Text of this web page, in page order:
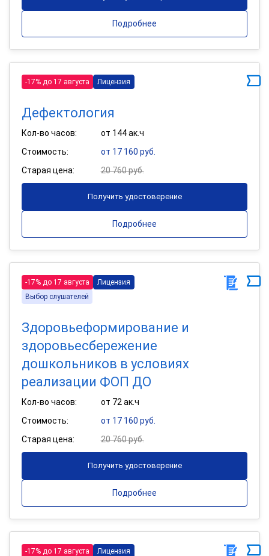
Подробнее
-17% до 17 августа Лицензия
Дефектология
Кол-во часов:
от 144 ак.ч
Стоимость:
от 17 160 руб.
Старая цена:
20 760 руб.
Получить удостоверение
Подробнее
-17% до 17 августа
Лицензия
Выбор слушателей
Здоровьеформирование и
здоровьесбережение
дошкольников в условиях
реализации ФОП ДО
Кол-во часов:
от 72 ак.ч
Стоимость:
от 17 160 руб.
Старая цена:
20 760 руб.
Получить удостоверение
Подробнее
-17% до 17 августа
Лицензия